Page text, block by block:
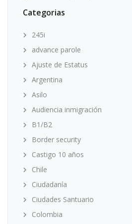
Categorias
245i
advance parole
Ajuste de Estatus
Argentina
Asilo
Audiencia inmigración
B1/B2
Border security
Castigo 10 años
Chile
Ciudadanía
Ciudades Santuario
Colombia